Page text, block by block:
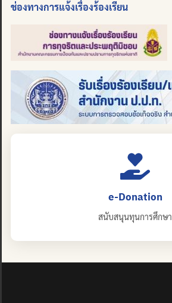
ช่องทางการแจ้งเรื่องร้องเรียน
e-Donation
สนับสนุนทุนการศึกษา